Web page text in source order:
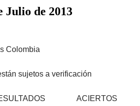
Julio de 2013
Colombia
sujetos a verificación
ACIERTOS